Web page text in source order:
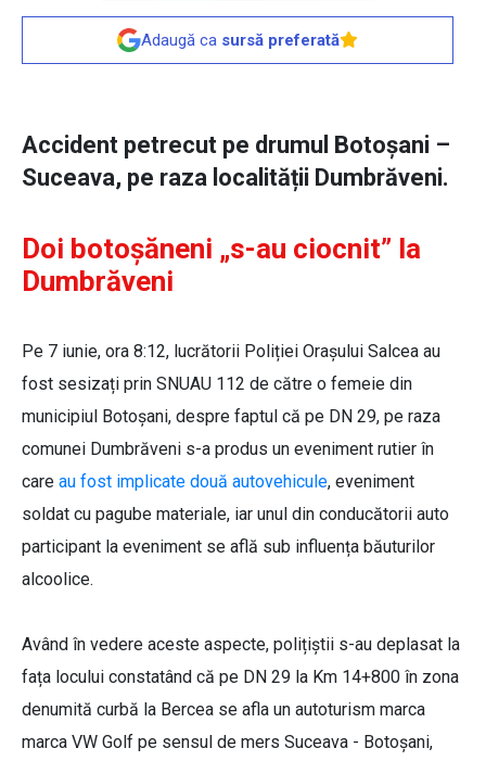
Adaugă ca sursă preferată
Accident petrecut pe drumul Botoșani –
Suceava, pe raza localității Dumbrăveni.
Doi botoșăneni „s-au ciocnit” la
Dumbrăveni
Pe 7 iunie, ora 8:12, lucrătorii Poliției Orașului Salcea au
fost sesizați prin SNUAU 112 de către o femeie din
municipiul Botoșani, despre faptul că pe DN 29, pe raza
comunei Dumbrăveni s-a produs un eveniment rutier în
care au fost implicate două autovehicule, eveniment
soldat cu pagube materiale, iar unul din conducătorii auto
participant la eveniment se află sub influența băuturilor
alcoolice.
Având în vedere aceste aspecte, polițiștii s-au deplasat la
fața locului constatând că pe DN 29 la Km 14+800 în zona
denumită curbă la Bercea se afla un autoturism marca
marca VW Golf pe sensul de mers Suceava - Botoșani,